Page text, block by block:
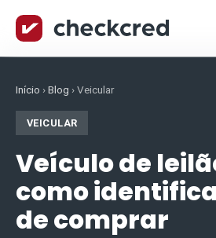
Início ›Blog ›Veicular
VEICULAR
Veículo de
como
de comprar